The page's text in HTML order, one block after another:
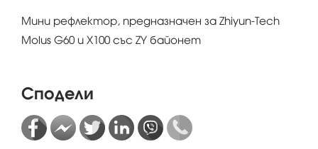
Мини рефлектор, предназначен за Zhiyun-Tech
Molus G60 и X100 със ZY байонет
Сподели